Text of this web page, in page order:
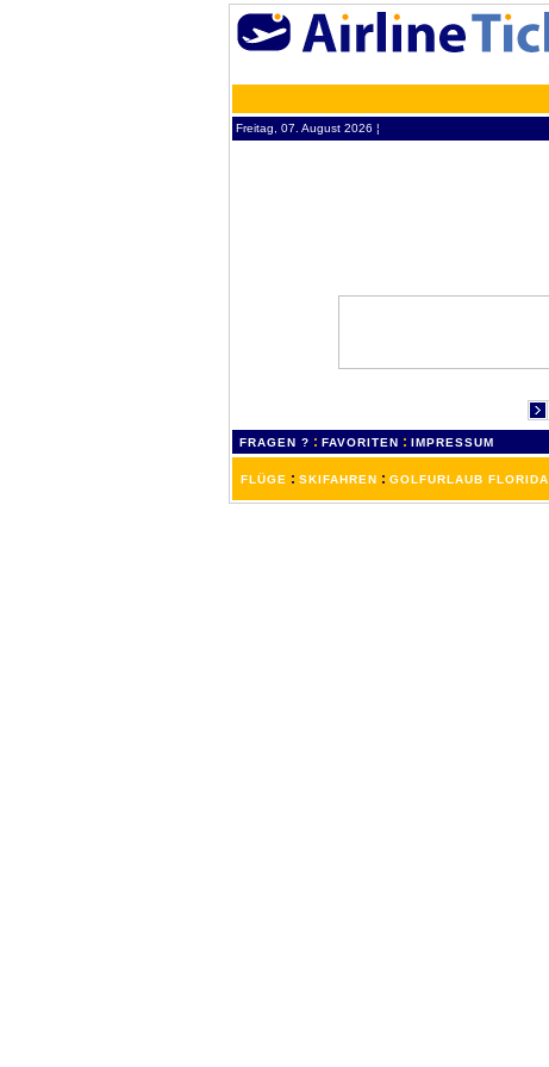
Freitag, 07. August 2026 ¦
FRAGEN ? : FAVORITEN : IMPRESSUM
FLÜGE : SKIFAHREN : GOLFURLAUB FLORIDA